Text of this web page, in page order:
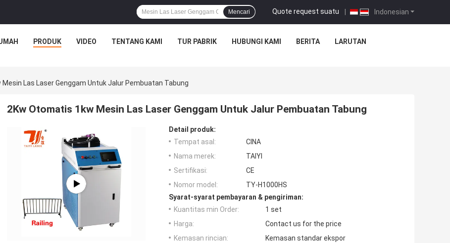
Indonesian
Quote request suatu |
Mencari
PRODUK VIDEO TENTANG KAMI TUR PABRIK HUBUNGI KAMI BERITA LARUTAN
Las Laser Genggam Untuk Jalur Pembuatan Tabung
2Kw Otomatis 1kw Mesin Las Laser Genggam Untuk Jalur Pembuatan Tabung
Detail produk:
Tempat asal:
CINA
Nama merek:
TAIYI
Sertifikasi:
CE
Nomor model:
TY-H1000HS
Syarat-syarat pembayaran & pengiriman:
Kuantitas min Order:
1 set
Harga:
Contact us for the price
Kemasan rincian:
Kemasan standar ekspor